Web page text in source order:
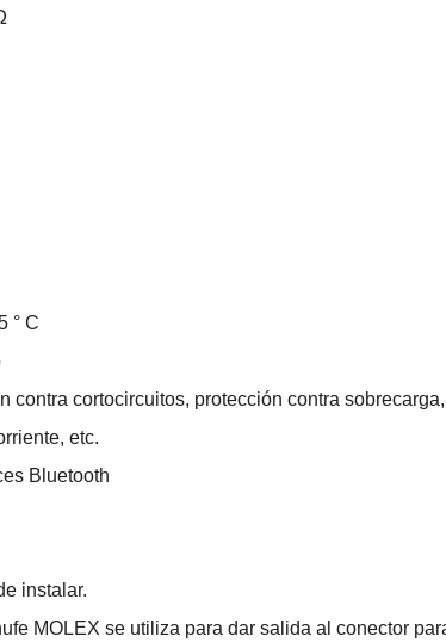
° C
contra cortocircuitos, protección contra
etc.
Bluetooth
instalar.
MOLEX se utiliza para dar salida al conector